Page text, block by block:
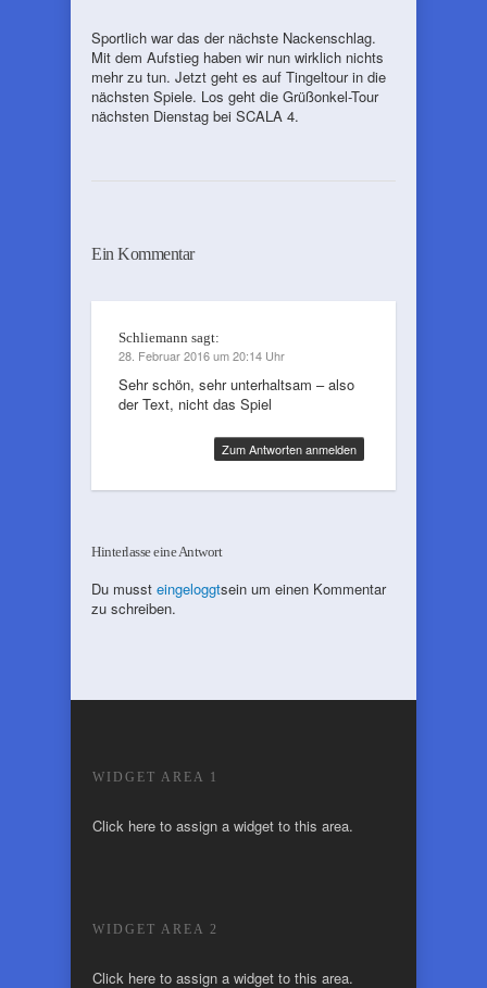
Sportlich war das der nächste Nackenschlag.
Mit dem Aufstieg haben wir nun wirklich nichts
mehr zu tun. Jetzt geht es auf Tingeltour in die
nächsten Spiele. Los geht die Grüßonkel-Tour
nächsten Dienstag bei SCALA 4.
Ein Kommentar
Schliemann sagt:
28. Februar 2016 um 20:14 Uhr
Sehr schön, sehr unterhaltsam – also
der Text, nicht das Spiel
Zum Antworten anmelden
Hinterlasse eine Antwort
Du musst eingeloggtsein um einen Kommentar
zu schreiben.
WIDGET AREA 1
Click here to assign a widget to this area.
WIDGET AREA 2
Click here to assign a widget to this area.